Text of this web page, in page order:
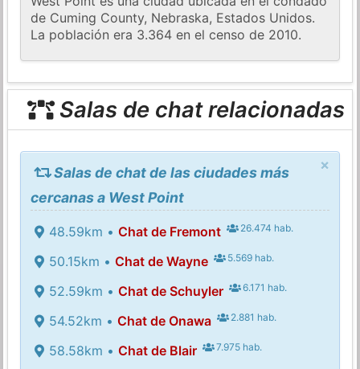
de Cuming County, Nebraska, Estados Unidos.
La población era 3.364 en el censo de 2010.
Salas de chat relacionadas
×
Salas de chat de las ciudades más
cercanas a West Point
48.59km • Chat de Fremont 26.474 hab.
50.15km • Chat de Wayne 5.569 hab.
52.59km • Chat de Schuyler 6.171 hab.
54.52km • Chat de Onawa 2.881 hab.
58.58km • Chat de Blair 7.975 hab.